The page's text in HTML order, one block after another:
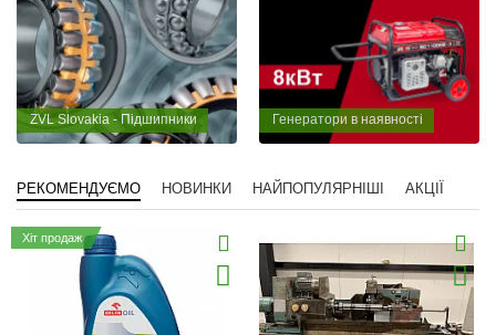
ZVL Slovakia - Підшипники Генератори в наявності
РЕКОМЕНДУЄМО НОВИНКИ НАЙПОПУЛЯРНІШІ АКЦІЇ
Хіт продаж